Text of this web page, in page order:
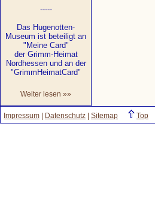
-----
Das Hugenotten-
Museum ist beteiligt an
"Meine Card"
der Grimm-Heimat
Nordhessen und an der
"GrimmHeimatCard"
Weiter lesen »»
Impressum Datenschutz Sitemap Top